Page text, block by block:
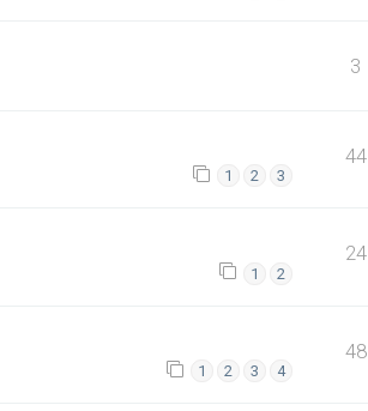
3
1 2 3
44
1 2
24
1 2 3 4
48